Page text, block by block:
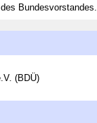
Bundesvorstandes.
(BDÜ)